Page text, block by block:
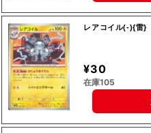
レアコイル(-){雷}
¥30
在庫105